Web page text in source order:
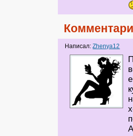
Написал:Zhenya12